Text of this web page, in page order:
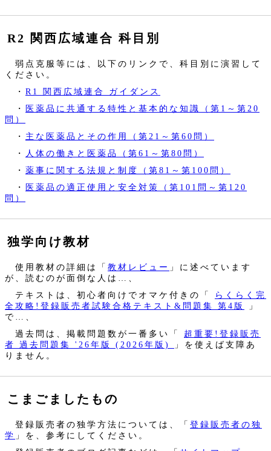
R2 関西広域連合 科目別
弱点克服等には、以下のリンクで、科目別に演習して
ください。
・ R1 関西広域連合 ガイダンス
・
医薬品に共通する特性と基本的な知識（第1～第20
問）
・ 主な医薬品とその作用（第21～第60問）
・
人体の働きと医薬品（第61～第80問）
・ 薬事に関する法規と制度（第81～第100問）
・
医薬品の適正使用と安全対策（第101問～第120
問）
独学向け教材
使用教材の詳細は「 教材レビュー 」に述べています
が、読むのが面倒な人は…、
テキストは、初心者向けでオマケ付きの「
らくらく完
全攻略!登録販売者試験合格テキスト&問題集 第4版
」
で…、
過去問は、掲載問題数が一番多い「
超重要!登録販売
者 過去問題集 '26年版 (2026年版)
」を使えば支障あ
りません。
こまごましたもの
登録販売者の独学方法については、「 登録販売者の独
学 」を、参考にしてください。